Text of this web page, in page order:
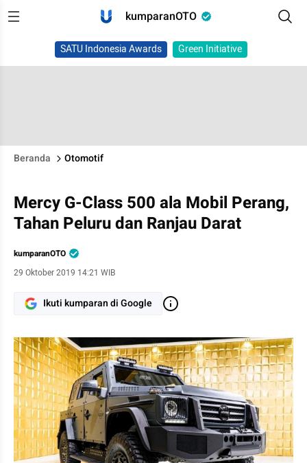
kumparanOTO
SATU Indonesia Awards Green Initiative
Beranda Otomotif
Mercy G-Class 500 ala Mobil Perang,
Tahan Peluru dan Ranjau Darat
kumparanOTO
29 Oktober 2019 14:21 WIB
Ikuti kumparan di Google